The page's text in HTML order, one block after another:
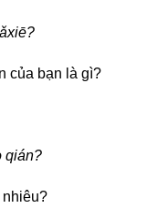
của bạn là gì?
qián?